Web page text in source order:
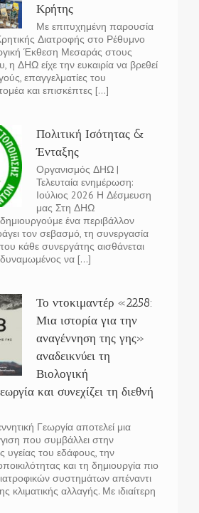
Κρήτης
Με επιτυχημένη παρουσία
Διατροφής στο Ρέθυμνο
Έκθεση Μεσαράς στους
η ΔΗΩ είχε την ευκαιρία να βρεθεί
επαγγελματίες του
και επισκέπτες [...]
Πολιτική Ισότητας &
Ένταξης
Οργανισμός ΔΗΩ |
Τελευταία ενημέρωση:
Ιούλιος 2026 Η Δέσμευση
μας Στη ΔΗΩ
ένα περιβάλλον
τον σεβασμό, τη συνεργασία
κάθε συνεργάτης αισθάνεται
να [...]
Το ντοκιμαντέρ «2258:
Μια ιστορία για την
αναγέννηση της γης»
αναδεικνύει τη
Βιολογική
και συνεχίζει τη διεθνή
Γεωργία αποτελεί μια
που συμβάλλει στην
του εδάφους, την
και τη δημιουργία πιο
συστημάτων απέναντι
κλιματικής αλλαγής. Με ιδιαίτερη